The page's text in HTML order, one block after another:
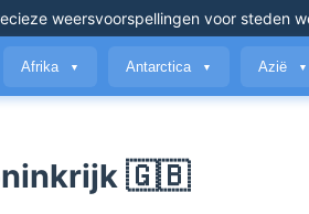
weersvoorspellingen voor steden
Afrika ▼ Antarctica ▼ Azië ▼
🇬🇧